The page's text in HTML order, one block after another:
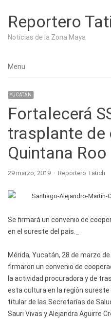
Reportero
Noticias de la Zona Maya
Menu
Menu
YUCATÁN
Fortalecerá
trasplante de
Quintana Roo
29 marzo, 2019 Author
Reportero Tatich
Se firmará un convenio de
en el sureste del país._
Mérida, Yucatán, 28 de marzo
firmaron un convenio de
la actividad procuradora y de
esta cultura en la región sureste
titular de las Secretarías de
Sauri Vivas y Alejandra Aguirre